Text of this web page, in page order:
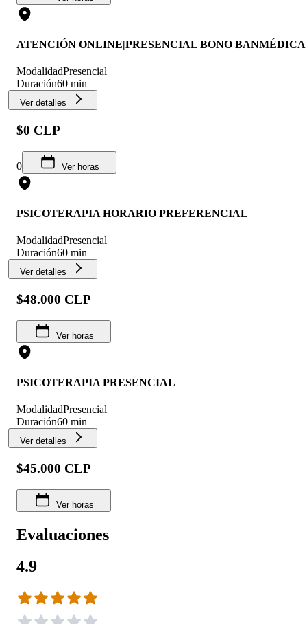
ATENCIÓN ONLINE|PRESENCIAL BONO BANMÉDICA
ModalidadPresencial
Duración60 min
Ver detalles
$0 CLP
0 Ver horas
PSICOTERAPIA HORARIO PREFERENCIAL
ModalidadPresencial
Duración60 min
Ver detalles
$48.000 CLP
Ver horas
PSICOTERAPIA PRESENCIAL
ModalidadPresencial
Duración60 min
Ver detalles
$45.000 CLP
Ver horas
Evaluaciones
4.9